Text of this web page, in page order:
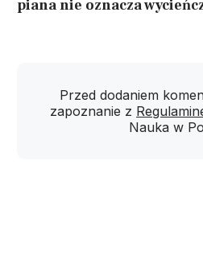
piana nie oznacza
Przed dodaniem
zapoznanie z
Nauka w